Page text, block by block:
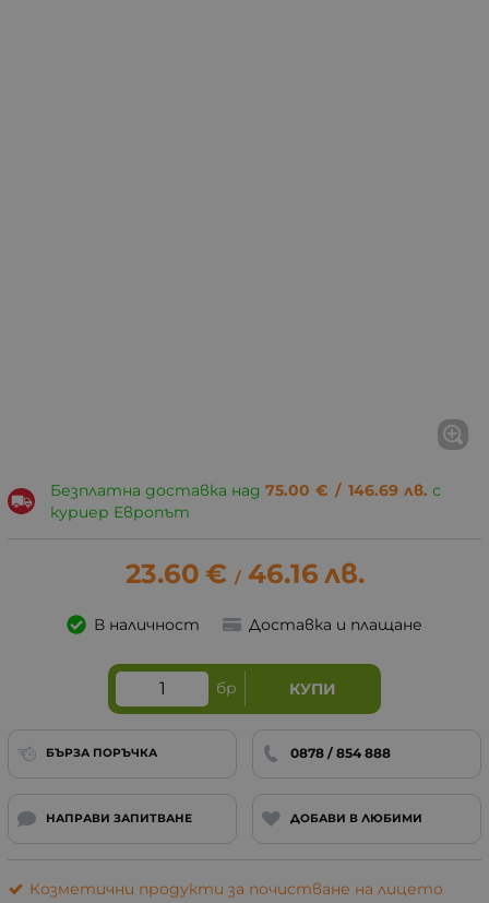
Безплатна доставка над 75.00 € / 146.69 лв. с
куриер Европът
23.60 € / 46.16 лв.
В наличност Доставка и плащане
бр КУПИ
БЪРЗА ПОРЪЧКА 0878 / 854 888
НАПРАВИ ЗАПИТВАНЕ ДОБАВИ В ЛЮБИМИ
Козметични продукти за почистване на лицето